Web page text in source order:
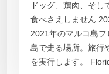
ドッグ、鶏肉、そ
食べさえしません
2021年のマルコ島
島で走る場所。旅行
を実行します。